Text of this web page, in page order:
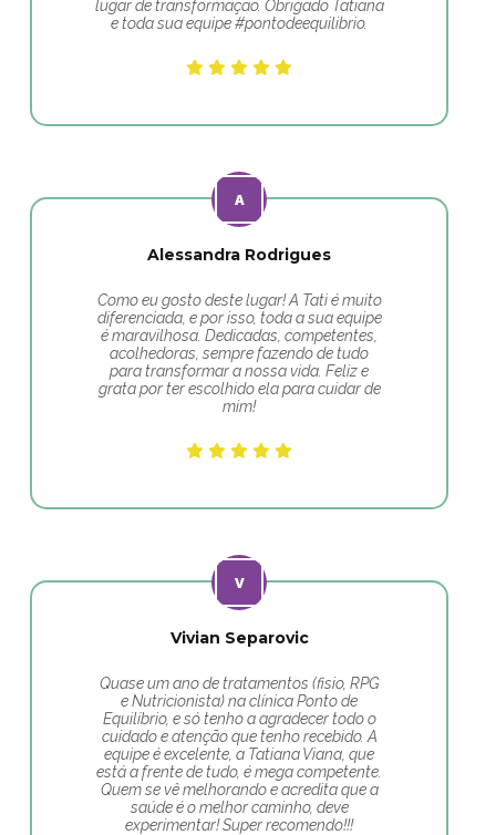
lugar de transformação. Obrigado Tatiana
e toda sua equipe #pontodeequilibrio.
Alessandra Rodrigues
Como eu gosto deste lugar! A Tati é muito
diferenciada, e por isso, toda a sua equipe
é maravilhosa. Dedicadas, competentes,
acolhedoras, sempre fazendo de tudo
para transformar a nossa vida. Feliz e
grata por ter escolhido ela para cuidar de
mim!
Vivian Separovic
Quase um ano de tratamentos (fisio, RPG
e Nutricionista) na clínica Ponto de
Equilíbrio, e só tenho a agradecer todo o
cuidado e atenção que tenho recebido. A
equipe é excelente, a Tatiana Viana, que
está a frente de tudo, é mega competente.
Quem se vê melhorando e acredita que a
saúde é o melhor caminho, deve
experimentar! Super recomendo!!!